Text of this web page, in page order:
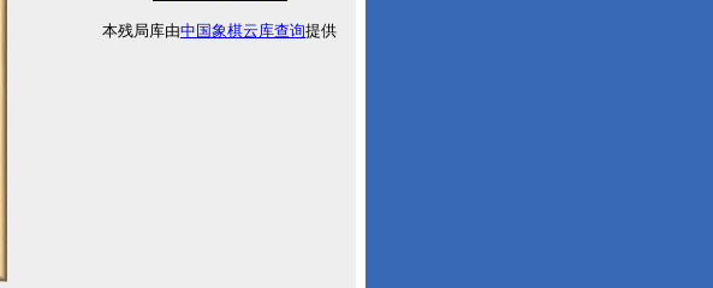
本残局库由中国象棋云库查询提供